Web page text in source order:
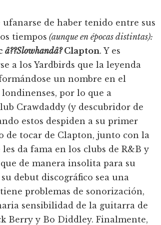
de haber tenido entre sus
tiempos (aunque en épocas distintas):
â??Slowhandâ?Clapton. Y es
a los Yardbirds que la leyenda
un nombre en el
por lo que a
Crawdaddy (y descubridor de
estos despiden a su primer
de tocar de Clapton, junto con la
da fama en los clubs de R&B y
de manera insolita para su
debut discográfico sea una
problemas de sonorización,
sensibilidad de la guitarra de
Berry y Bo Diddley. Finalmente,